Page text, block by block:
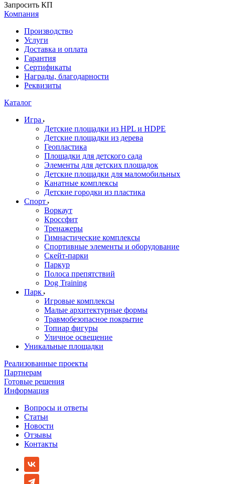
Запросить КП
Компания
Производство
Услуги
Доставка и оплата
Гарантия
Сертификаты
Награды, благодарности
Реквизиты
Каталог
Игра
Детские площадки из HPL и HDPE
Детские площадки из дерева
Геопластика
Площадки для детского сада
Элементы для детских площадок
Детские площадки для маломобильных
Канатные комплексы
Детские городки из пластика
Спорт
Воркаут
Кроссфит
Тренажеры
Гимнастические комплексы
Спортивные элементы и оборудование
Скейт-парки
Паркур
Полоса препятствий
Dog Training
Парк
Игровые комплексы
Малые архитектурные формы
Травмобезопасное покрытие
Топиар фигуры
Уличное освещение
Уникальные площадки
Реализованные проекты
Партнерам
Готовые решения
Информация
Вопросы и ответы
Статьи
Новости
Отзывы
Контакты